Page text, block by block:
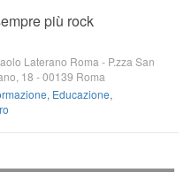
più rock
Laterano Roma - P.zza San
18 -00139 Roma
, Educazione,